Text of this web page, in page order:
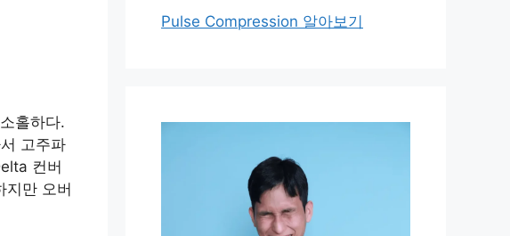
홀하다.
고주파
컨버
만 오버
Pulse Compression 알아보기